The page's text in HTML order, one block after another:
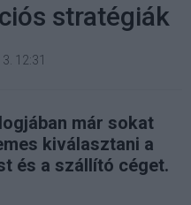
stratégiák
12:31
már sokat
kiválasztani a
és a szállító céget.